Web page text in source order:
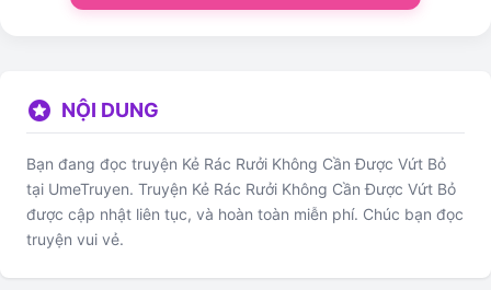
stars NỘI DUNG
Bạn đang đọc truyện Kẻ Rác Rưởi Không Cần Được Vứt Bỏ
tại UmeTruyen. Truyện Kẻ Rác Rưởi Không Cần Được Vứt Bỏ
được cập nhật liên tục, và hoàn toàn miễn phí. Chúc bạn đọc
truyện vui vẻ.